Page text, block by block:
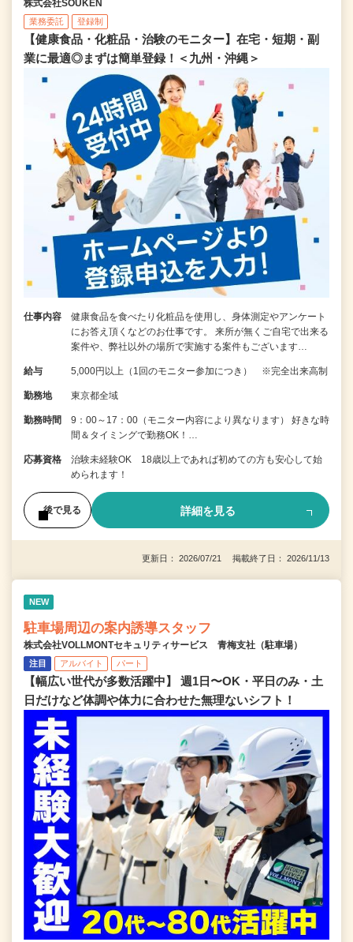
株式会社SOUKEN
業務委託 登録制
【健康食品・化粧品・治験のモニター】在宅・短期・副
業に最適◎まずは簡単登録！＜九州・沖縄＞
仕事内容
健康食品を食べたり化粧品を使用し、身体測定やアンケート
にお答え頂くなどのお仕事です。 来所が無くご自宅で出来る
案件や、弊社以外の場所で実施する案件もございます…
給与 5,000円以上（1回のモニター参加につき） ※完全出来高制
勤務地 東京都全域
勤務時間
9：00～17：00（モニター内容により異なります） 好きな時
間＆タイミングで勤務OK！…
応募資格
治験未経験OK 18歳以上であれば初めての方も安心して始
められます！
後で見る 詳細を見る
更新日： 2026/07/21 掲載終了日： 2026/11/13
NEW
駐車場周辺の案内誘導スタッフ
株式会社VOLLMONTセキュリティサービス 青梅支社（駐車場）
注目 アルバイト パート
【幅広い世代が多数活躍中】 週1日〜OK・平日のみ・土
日だけなど体調や体力に合わせた無理ないシフト！